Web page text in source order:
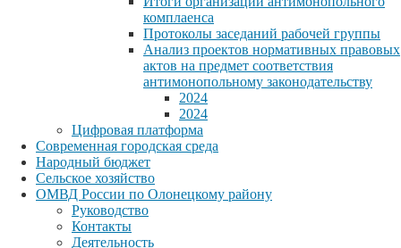
комплаенса
Протоколы заседаний рабочей группы
Анализ проектов нормативных правовых
актов на предмет соответствия
антимонопольному законодательству
2024
2024
Цифровая платформа
Современная городская среда
Народный бюджет
Сельское хозяйство
ОМВД России по Олонецкому району
Руководство
Контакты
Деятельность